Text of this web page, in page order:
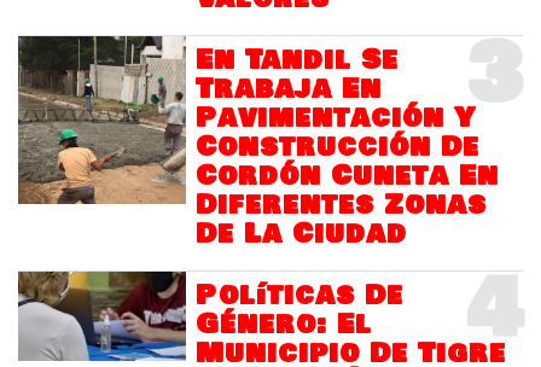
3
En Tandil Se
Trabaja En
Pavimentación Y
Construcción De
Cordón Cuneta En
Diferentes Zonas
De La Ciudad
4
Políticas De
Género: El
Municipio De Tigre